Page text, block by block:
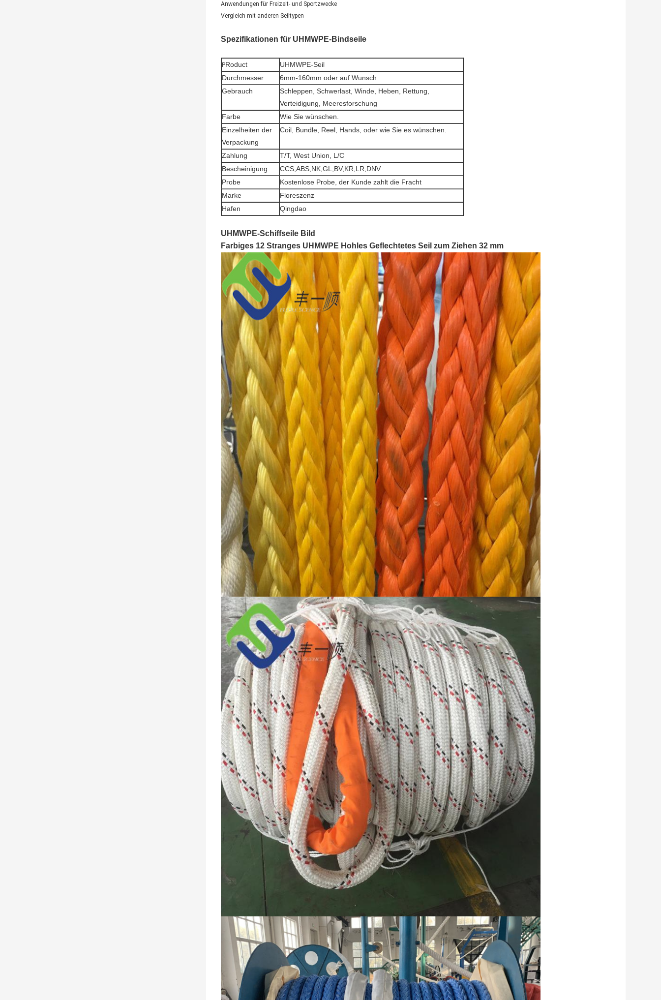
Anwendungen für Freizeit- und Sportzwecke
Vergleich mit anderen Seiltypen
Spezifikationen für UHMWPE-Bindseile
PRoduct
UHMWPE-Seil
Durchmesser
6mm-160mm oder auf Wunsch
Gebrauch
Schleppen, Schwerlast, Winde, Heben, Rettung,
Verteidigung, Meeresforschung
Farbe
Wie Sie wünschen.
Einzelheiten der
Verpackung
Coil, Bundle, Reel, Hands, oder wie Sie es wünschen.
Zahlung
T/T, West Union, L/C
Bescheinigung
CCS,ABS,NK,GL,BV,KR,LR,DNV
Probe
Kostenlose Probe, der Kunde zahlt die Fracht
Marke
Floreszenz
Hafen
Qingdao
UHMWPE-Schiffseile Bild
Farbiges 12 Stranges UHMWPE Hohles Geflechtetes Seil zum Ziehen 32 mm